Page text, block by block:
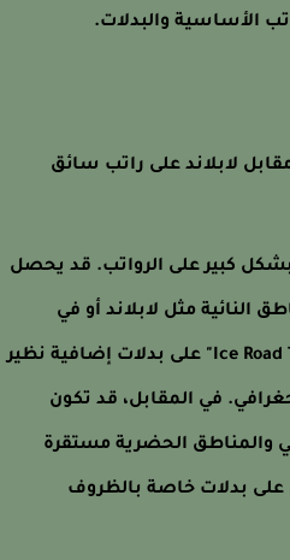
الأساسية والبدلات.
لابلاند على راتب سائق
كبير على الرواتب. قد يحصل
مثل لابلاند أو في
ظروف صعبة مثل "Ice Road Trucking" على بدلات إضافية نظير
في المقابل، قد تكون
الحضرية مستقرة
بدلات خاصة بالظروف